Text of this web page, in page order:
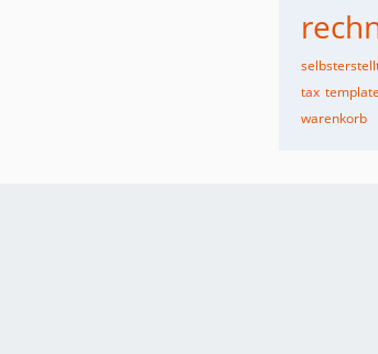
tax template
warenkorb